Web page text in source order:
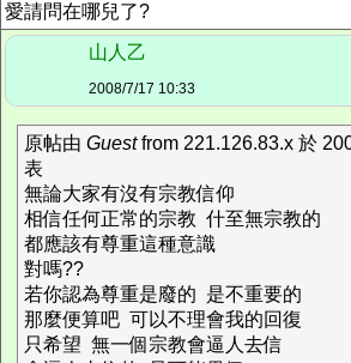
愛請問在哪兒了?
山人乙
2008/7/17 10:33
原帖由 Guestfrom 221.126.83.x 於
表
無論大家有沒有宗教信仰
相信任何正常的宗教 什至無宗教的
都應該有尊重這種意識
對嗎??
若你認為尊重是廢的 是不重要的
那麼便算吧 可以不理會我的回復
只希望 無一個宗教會逼人去信